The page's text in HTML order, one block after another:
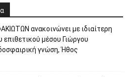
ανακοινώνει με ιδιαίτερη
μέσου Γιώργου
γνώση, Ήθος